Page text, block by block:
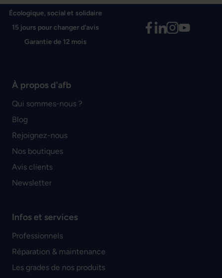
Écologique, social et solidaire
15 jours pour changer d'avis
Garantie de 12 mois
À propos d'afb
Qui sommes-nous ?
Blog
Rejoignez-nous
Nos boutiques
Avis clients
Newsletter
Infos et services
Professionnels
Réparation & maintenance
Les grades de nos produits